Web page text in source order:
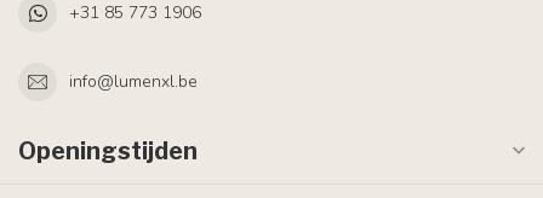
+31 85 773 1906
info@lumenxl.be
Openingstijden